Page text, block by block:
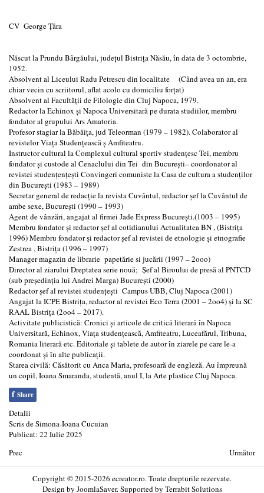
CV George Ţâra
Născut la Prundu Bârgăului, judeţul Bistriţa Năsău, în data de 3 octombrie,
1952.
Absolvent al Liceului Radu Petrescu din localitate (Când avea un an, era
chiar vecin cu scriitorul, aflat acolo cu domiciliu forţat)
Absolvent al Facultăţii de Filologie din Cluj Napoca, 1979.
Redactor la Echinox şi Napoca Universitară pe durata studiilor, membru
fondator al grupului Ars Amatoria.
Profesor stagiar la Băbăiţa, jud Teleorman (1979 – 1982). Colaborator al
revistelor Viaţa Studenţească ş Amfiteatru.
Instructor cultural la Complexul cultural sportiv studenţesc Tei, membru
fondator şi custode al Cenaclului din Tei din Bucureşti– coordonator al
revistei studenţenţeşti Convingeri comuniste la Casa de cultura a studenţilor
din Bucureşti (1983 – 1989)
Secretar general de redacţie la revista Cuvântul, redactor şef la Cuvântul de
ambe sexe, Bucureşti (1990 – 1993)
Agent de vânzări, angajat al firmei Jade Express Bucureşti.(1003 – 1995)
Membru fondator şi redactor şef al cotidianului Actualitatea BN , (Bistriţa
1996) Membru fondator şi redactor şef al revistei de etnologie şi etnografie
Zestrea , Bistriţa (1996 – 1997)
Manager magazin de librarie papetărie si jucării (1997 – 2ooo)
Director al ziarului Dreptatea serie nouă; Şef al Biroului de presă al PNTCD
(sub preşedinţia lui Andrei Marga) Bucureşti (2000)
Redactor şef al revistei studenţeşti Campus UBB, Cluj Napoca (2001)
Angajat la ICPE Bistriţa, redactor al revistei Eco Terra (2001 – 2oo4) şi la SC
RAAL Bistriţa (2oo4 – 2017).
Activitate publicistică: Cronici şi articole de critică literară în Napoca
Universitară, Echinox, Viaţa studenţească, Amfiteatru, Luceafărul, Tribuna,
Romania literară etc. Editoriale şi tablete de autor în ziarele pe care le-a
coordonat şi în alte publicaţii.
Starea civilă: Căsătorit cu Anca Maria, profesoară de engleză. Au împreună
un copil, Ioana Smaranda, studentă, anul I, la Arte plastice Cluj Napoca.
f Share
Detalii
Scris deSimona-Ioana Cucuian
Publicat: 22 Iulie 2025
Prec
Următor
Copyright © 2015-2026 ecreator.ro. Toate drepturile rezervate.
Design by JoomlaSaver. Supported by Terrabit Solutions